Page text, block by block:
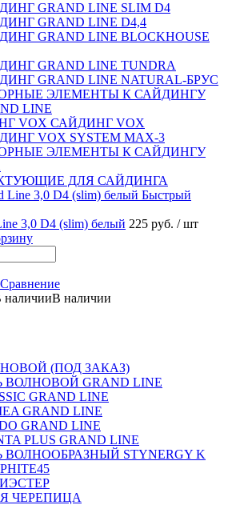
GRAND LINE SLIM D4
GRAND LINE D4,4
GRAND LINE BLOCKHOUSE
GRAND LINE TUNDRA
GRAND LINE NATURAL-БРУС
ЭЛЕМЕНТЫ К САЙДИНГУ
LINE
САЙДИНГ VOX
VOX SYSTEM MAX-3
ЭЛЕМЕНТЫ К САЙДИНГУ
ДЛЯ САЙДИНГА
Быстрый
3,0 D4 (slim) белый 225 руб. / шт
Сравнение
В наличии
(ПОД ЗАКАЗ)
GRAND LINE
GRAND LINE
GRAND LINE
GRAND LINE
PLUS GRAND LINE
STYNERGY K
ЧЕРЕПИЦА